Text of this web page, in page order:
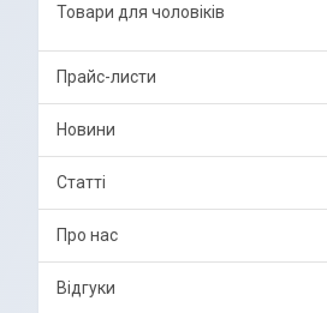
Товари для чоловіків
Прайс-листи
Новини
Статті
Про нас
Відгуки